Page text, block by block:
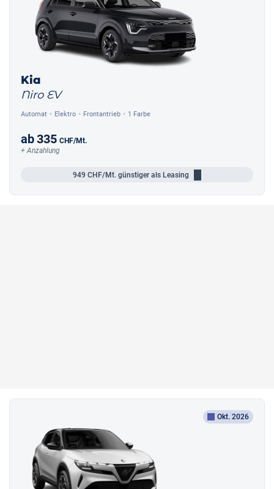
Kia
Niro EV
Automat Elektro Frontantrieb 1 Farbe
ab335 CHF/Mt.
+ Anzahlung
949 CHF/Mt. günstiger als Leasing
Okt. 2026